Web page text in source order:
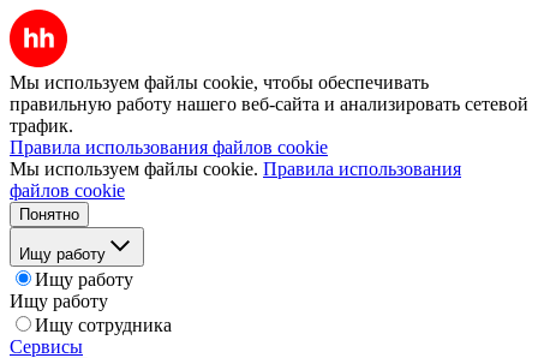
Мы используем файлы cookie, чтобы обеспечивать
правильную работу нашего веб-сайта и анализировать сетевой
трафик.
Правила использования файлов cookie
Мы используем файлы cookie. Правила использования
файлов cookie
Понятно
Ищу работу
Ищу работу
Ищу работу
Ищу сотрудника
Сервисы